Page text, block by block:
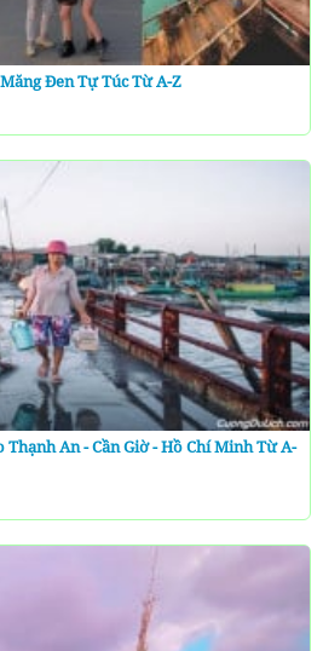
Đen Tự Túc Từ A-Z
An - Cần Giờ - Hồ Chí Minh Từ A-